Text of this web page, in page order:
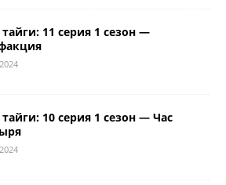
11 серия 1 сезон —
10 серия 1 сезон — Час